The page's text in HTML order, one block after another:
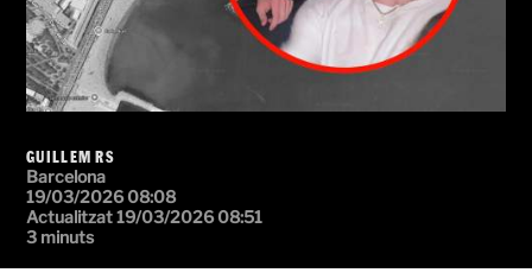
GUILLEM RS
Barcelona
19/03/2026 08:08
Actualitzat 19/03/2026 08:51
3 minuts